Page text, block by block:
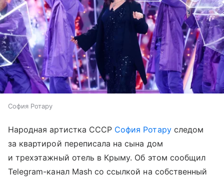
София Ротару
Народная артистка СССР София Ротаруследом
за квартирой переписала на сына дом
и трехэтажный отель в Крыму. Об этом сообщил
Telegram-канал Mash со ссылкой на собственный